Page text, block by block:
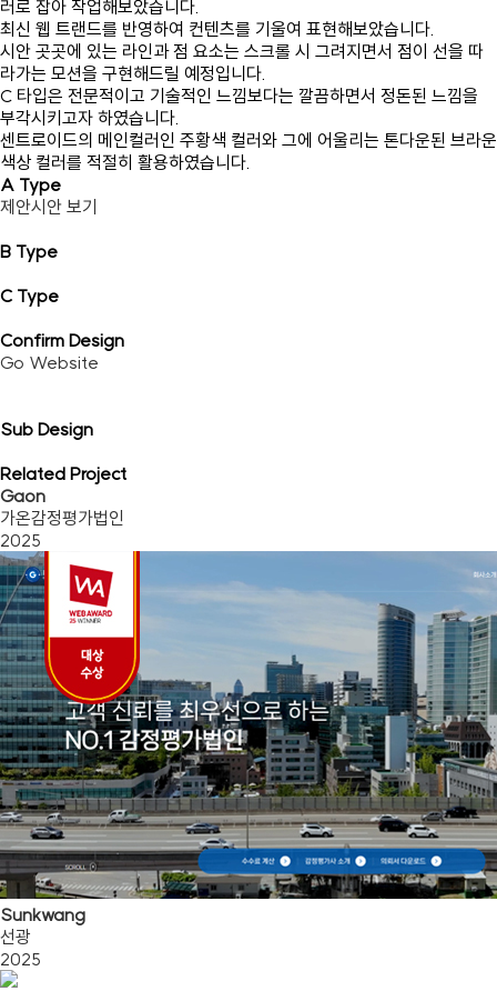
러로 잡아 작업해보았습니다.
최신 웹 트랜드를 반영하여 컨텐츠를 기울여 표현해보았습니다.
시안 곳곳에 있는 라인과 점 요소는 스크롤 시 그려지면서 점이 선을 따
라가는 모션을 구현해드릴 예정입니다.
C 타입은 전문적이고 기술적인 느낌보다는 깔끔하면서 정돈된 느낌을
부각시키고자 하였습니다.
센트로이드의 메인컬러인 주황색 컬러와 그에 어울리는 톤다운된 브라운
색상 컬러를 적절히 활용하였습니다.
A Type
제안시안 보기
B Type
C Type
Confirm Design
Go Website
Sub Design
Related Project
Gaon
가온감정평가법인
2025
Sunkwang
선광
2025